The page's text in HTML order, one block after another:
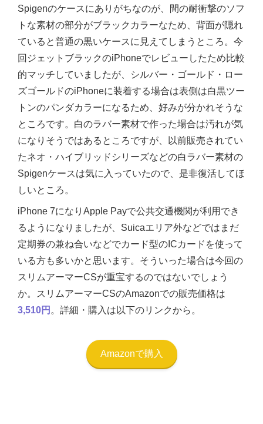
Spigenのケースにありがちなのが、間の耐衝撃のソフ
トな素材の部分がブラックカラーなため、背面が隠れ
ていると普通の黒いケースに見えてしまうところ。今
回ジェットブラックのiPhoneでレビューしたため比較
的マッチしていましたが、シルバー・ゴールド・ロー
ズゴールドのiPhoneに装着する場合は表側は白黒ツー
トンのパンダカラーになるため、好みが分かれそうな
ところです。白のラバー素材で作った場合は汚れが気
になりそうではあるところですが、以前販売されてい
たネオ・ハイブリッドシリーズなどの白ラバー素材の
Spigenケースは気に入っていたので、是非復活してほ
しいところ。
iPhone 7になりApple Payで公共交通機関が利用でき
るようになりましたが、Suicaエリア外などではまだ
定期券の兼ね合いなどでカード型のICカードを使って
いる方も多いかと思います。そういった場合は今回の
スリムアーマーCSが重宝するのではないでしょう
か。スリムアーマーCSのAmazonでの販売価格は
3,510円 。詳細・購入は以下のリンクから。
Amazonで購入